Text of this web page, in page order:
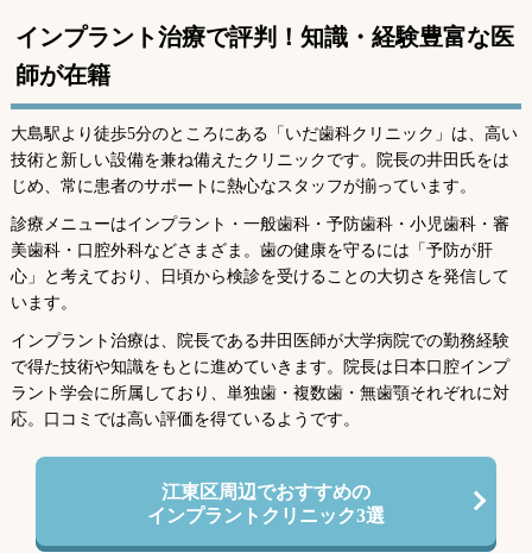
インプラント治療で評判！知識・経験豊富な医
師が在籍
大島駅より徒歩5分のところにある「いだ歯科クリニック」は、高い
技術と新しい設備を兼ね備えたクリニックです。院長の井田氏をは
じめ、常に患者のサポートに熱心なスタッフが揃っています。
診療メニューはインプラント・一般歯科・予防歯科・小児歯科・審
美歯科・口腔外科などさまざま。歯の健康を守るには「予防が肝
心」と考えており、日頃から検診を受けることの大切さを発信して
います。
インプラント治療は、院長である井田医師が大学病院での勤務経験
で得た技術や知識をもとに進めていきます。院長は日本口腔インプ
ラント学会に所属しており、単独歯・複数歯・無歯顎それぞれに対
応。口コミでは高い評価を得ているようです。
江東区周辺でおすすめの
インプラントクリニック3選